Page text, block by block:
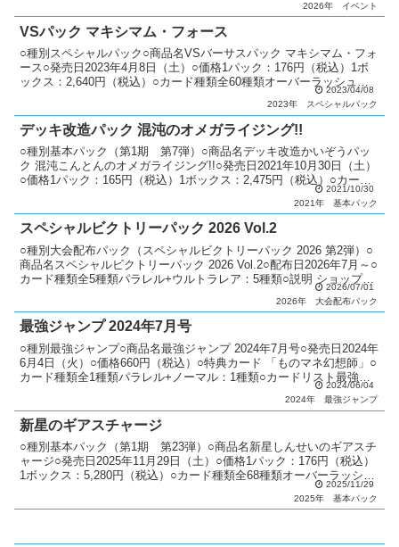
2026年
イベント
VSパック マキシマム・フォース
○種別スペシャルパック○商品名VSバーサスパック マキシマム・フォ
ース○発売日2023年4月8日（土）○価格1パック：176円（税込）1ボ
ックス：2,640円（税込）○カード種類全60種類オーバーラッシュレ
2023/04/08
2023年
スペシャルパック
デッキ改造パック 混沌のオメガライジング!!
○種別基本パック（第1期 第7弾）○商品名デッキ改造かいぞうパッ
ク 混沌こんとんのオメガライジング!!○発売日2021年10月30日（土）
○価格1パック：165円（税込）1ボックス：2,475円（税込）○カード
2021/10/30
2021年
基本パック
スペシャルビクトリーパック 2026 Vol.2
○種別大会配布パック（スペシャルビクトリーパック 2026 第2弾）○
商品名スペシャルビクトリーパック 2026 Vol.2○配布日2026年7月～○
カード種類全5種類パラレル+ウルトラレア：5種類○説明 ショップイ
2026/07/01
2026年
大会配布パック
最強ジャンプ 2024年7月号
○種別最強ジャンプ○商品名最強ジャンプ 2024年7月号○発売日2024年
6月4日（火）○価格660円（税込）○特典カード 「ものマネ幻想師」○
カード種類全1種類パラレル+ノーマル：1種類○カードリスト最強ジ
2024/06/04
2024年
最強ジャンプ
新星のギアスチャージ
○種別基本パック（第1期 第23弾）○商品名新星しんせいのギアスチ
ャージ○発売日2025年11月29日（土）○価格1パック：176円（税込）
1ボックス：5,280円（税込）○カード種類全68種類オーバーラッシュ
2025/11/29
2025年
基本パック